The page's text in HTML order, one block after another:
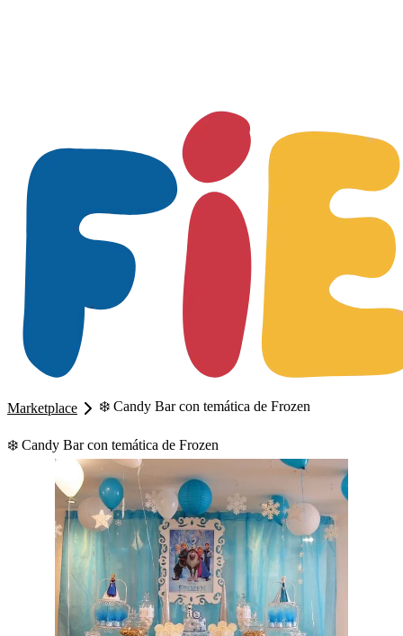
Marketplace ❄️ Candy Bar con temática de Frozen
❄️ Candy Bar con temática de Frozen